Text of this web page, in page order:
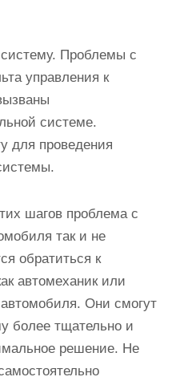
Проблемы с
управления к
системе.
для проведения
шагов проблема с
так и не
обратиться к
автомеханик или
Они смогут
более тщательно и
решение. Не